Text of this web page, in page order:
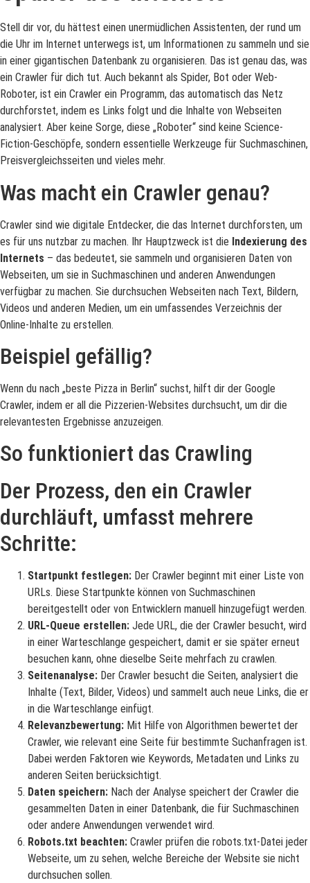
Stell dir vor, du hättest einen unermüdlichen Assistenten, der rund um
die Uhr im Internet unterwegs ist, um Informationen zu sammeln und sie
in einer gigantischen Datenbank zu organisieren. Das ist genau das, was
ein Crawler für dich tut. Auch bekannt als Spider, Bot oder Web-
Roboter, ist ein Crawler ein Programm, das automatisch das Netz
durchforstet, indem es Links folgt und die Inhalte von Webseiten
analysiert. Aber keine Sorge, diese „Roboter“ sind keine Science-
Fiction-Geschöpfe, sondern essentielle Werkzeuge für Suchmaschinen,
Preisvergleichsseiten und vieles mehr.
Was macht ein Crawler genau?
Crawler sind wie digitale Entdecker, die das Internet durchforsten, um
es für uns nutzbar zu machen. Ihr Hauptzweck ist die Indexierung des
Internets – das bedeutet, sie sammeln und organisieren Daten von
Webseiten, um sie in Suchmaschinen und anderen Anwendungen
verfügbar zu machen. Sie durchsuchen Webseiten nach Text, Bildern,
Videos und anderen Medien, um ein umfassendes Verzeichnis der
Online-Inhalte zu erstellen.
Beispiel gefällig?
Wenn du nach „beste Pizza in Berlin“ suchst, hilft dir der Google
Crawler, indem er all die Pizzerien-Websites durchsucht, um dir die
relevantesten Ergebnisse anzuzeigen.
So funktioniert das Crawling
Der Prozess, den ein Crawler
durchläuft, umfasst mehrere
Schritte:
Startpunkt festlegen: Der Crawler beginnt mit einer Liste von
URLs. Diese Startpunkte können von Suchmaschinen
bereitgestellt oder von Entwicklern manuell hinzugefügt werden.
URL-Queue erstellen: Jede URL, die der Crawler besucht, wird
in einer Warteschlange gespeichert, damit er sie später erneut
besuchen kann, ohne dieselbe Seite mehrfach zu crawlen.
Seitenanalyse: Der Crawler besucht die Seiten, analysiert die
Inhalte (Text, Bilder, Videos) und sammelt auch neue Links, die er
in die Warteschlange einfügt.
Relevanzbewertung: Mit Hilfe von Algorithmen bewertet der
Crawler, wie relevant eine Seite für bestimmte Suchanfragen ist.
Dabei werden Faktoren wie Keywords, Metadaten und Links zu
anderen Seiten berücksichtigt.
Daten speichern: Nach der Analyse speichert der Crawler die
gesammelten Daten in einer Datenbank, die für Suchmaschinen
oder andere Anwendungen verwendet wird.
Robots.txt beachten: Crawler prüfen die robots.txt-Datei jeder
Webseite, um zu sehen, welche Bereiche der Website sie nicht
durchsuchen sollen.